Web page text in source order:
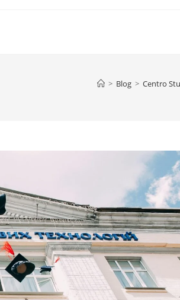
> Blog > Centro